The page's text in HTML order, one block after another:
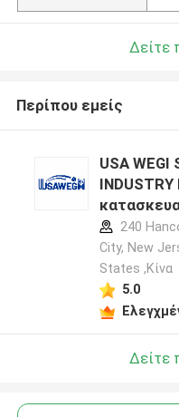
Δείτε
Περίπου εμείς
USA WEGI
240
City, New
States ,Κίνα
5.0
Δείτε